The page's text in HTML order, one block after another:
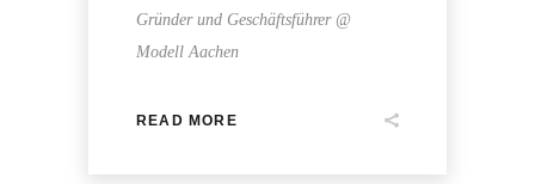
Gründer und Geschäftsführer @
Modell Aachen
READ MORE